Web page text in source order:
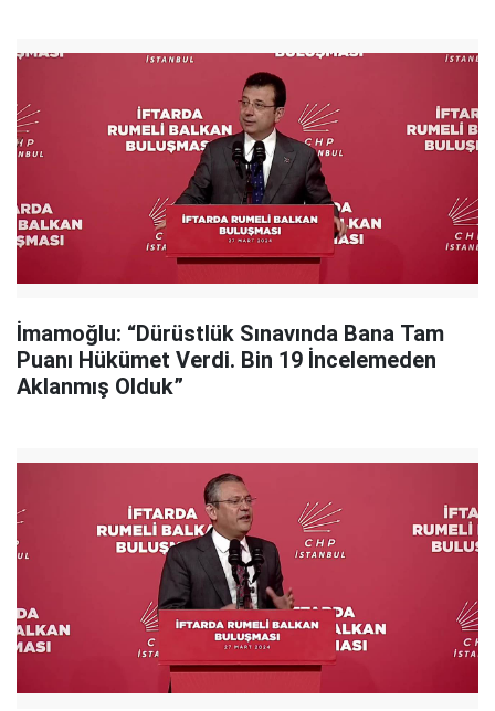
İmamoğlu: “Dürüstlük Sınavında Bana Tam
Puanı Hükümet Verdi. Bin 19 İncelemeden
Aklanmış Olduk”